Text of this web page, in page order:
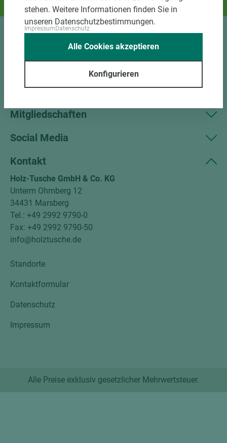
Und das passende Holz dazu.
Unternehmen
Mitgliedschaften
Social Media
Kontakt
Holz-Tusche GmbH & Co. KG
Unterm Ohmberg 12
34431 Marsberg
Tel.: +49 2992 9790-0
Fax: +49 2992 9790-50
info@holztusche.de
Standorte
Kontaktformular
Datenschutz
Impressum
Alle Preise exklusiv gesetzlicher Mehrwertsteuer.
stehen. Weitere Informationen finden Sie in
unseren Datenschutzbestimmungen.
ImpressumDatenschutz
Konfigurieren
Alle Cookies akzeptieren